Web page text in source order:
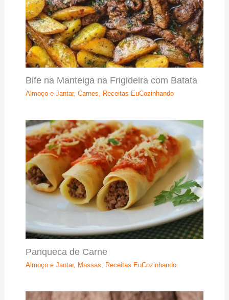
Bife na Manteiga na Frigideira com Batata
Almoço e Jantar, Carnes Receitas EuCozinhando
Panqueca de Carne
Almoço e Jantar, Massas Receitas EuCozinhando